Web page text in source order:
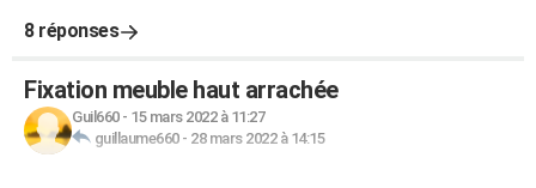
8 réponses
Fixation meuble haut arrachée
Guil660- 15 mars 2022 à 11:27
guillaume660- 28 mars 2022 à 14:15